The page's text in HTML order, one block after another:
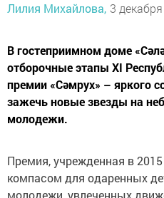
Лилия Михайлова, 3
В гостеприимном доме
отборочные этапы XI
премии «Сәмрух» – яркого
зажечь новые звезды на
молодежи.
Премия, учрежденная в
компасом для одаренных